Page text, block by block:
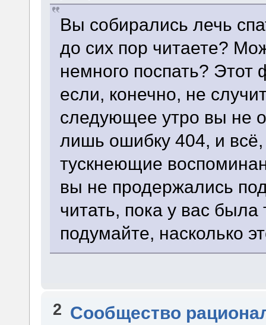
Вы собирались лечь
до сих пор читаете?
немного поспать? Этот
если, конечно, не
следующее утро вы не
лишь ошибку 404, и
тускнеющие
вы не продержались
читать, пока у вас
подумайте, насколько
2 Сообщество